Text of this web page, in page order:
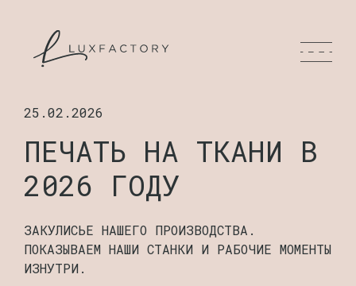
25.02.2026
ПЕЧАТЬ НА ТКАНИ В
2026 ГОДУ
ЗАКУЛИСЬЕ НАШЕГО ПРОИЗВОДСТВА.
ПОКАЗЫВАЕМ НАШИ СТАНКИ И РАБОЧИЕ МОМЕНТЫ
ИЗНУТРИ.